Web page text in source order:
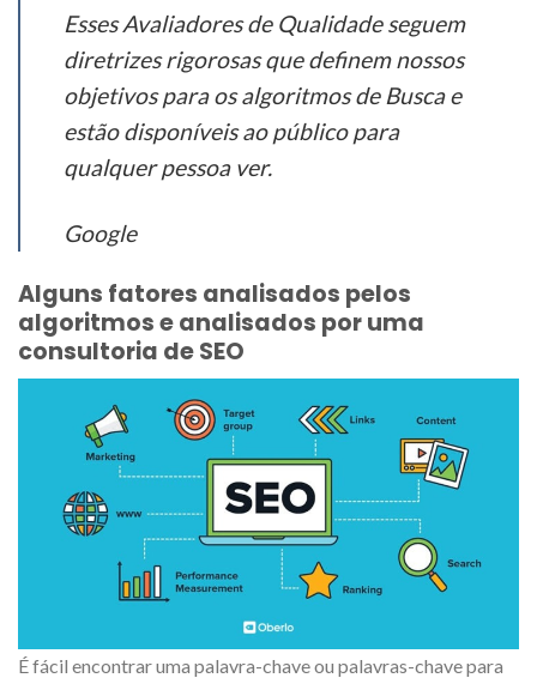
Esses Avaliadores de Qualidade seguem
diretrizes rigorosas que definem nossos
objetivos para os algoritmos de Busca e
estão disponíveis ao público para
qualquer pessoa ver.
Google
Alguns fatores analisados pelos
algoritmos e analisados por uma
consultoria de SEO
É fácil encontrar uma palavra-chave ou palavras-chave para